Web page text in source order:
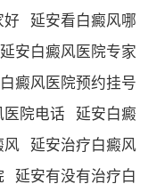
延安看白癜风哪
延安白癜风医院专家
癜风医院预约挂号
院电话 延安白癜
风 延安治疗白癜风
延安有没有治疗白